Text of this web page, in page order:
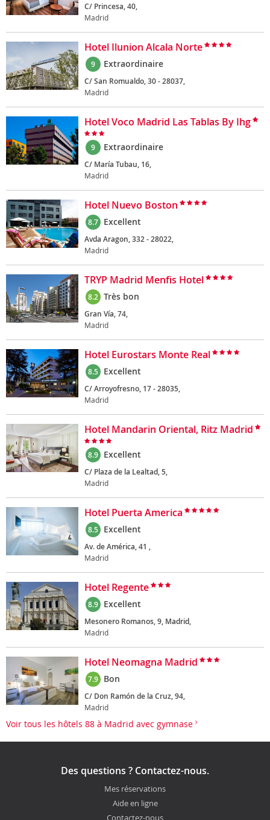
C/ Princesa, 40,
Madrid
Hotel Ilunion Alcala Norte
9 Extraordinaire
C/ San Romualdo, 30 - 28037,
Madrid
Hotel Voco Madrid Las Tablas By Ihg
9 Extraordinaire
C/ María Tubau, 16,
Madrid
Hotel Nuevo Boston
8.7 Excellent
Avda Aragon, 332 - 28022,
Madrid
TRYP Madrid Menfis Hotel
8.2 Très bon
Gran Vía, 74,
Madrid
Hotel Eurostars Monte Real
8.5 Excellent
C/ Arroyofresno, 17 - 28035,
Madrid
Hotel Mandarin Oriental, Ritz Madrid
8.9 Excellent
C/ Plaza de la Lealtad, 5,
Madrid
Hotel Puerta America
8.5 Excellent
Av. de América, 41 ,
Madrid
Hotel Regente
8.9 Excellent
Mesonero Romanos, 9, Madrid,
Madrid
Hotel Neomagna Madrid
7.9 Bon
C/ Don Ramón de la Cruz, 94,
Madrid
Voir tous les hôtels 88 à Madrid avec gymnase
Des questions ? Contactez-nous.
Mes réservations
Aide en ligne
Contactez-nous